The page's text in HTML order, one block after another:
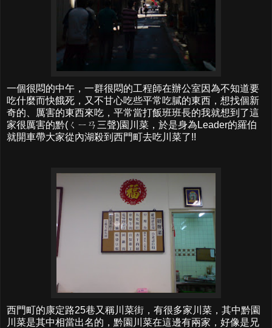
一個很悶的中午，一群很悶的工程師在辦公室因為不知道要
吃什麼而快餓死，又不甘心吃些平常吃膩的東西，想找個新
奇的、厲害的東西來吃，平常當打飯班班長的我就想到了這
家很厲害的黔(ㄑㄧㄢ三聲)園川菜，於是身為Leader的羅伯
就開車帶大家從內湖殺到西門町去吃川菜了!!
西門町的康定路25巷又稱川菜街，有很多家川菜，其中黔園
川菜是其中相當出名的，黔園川菜在這邊有兩家，好像是兄